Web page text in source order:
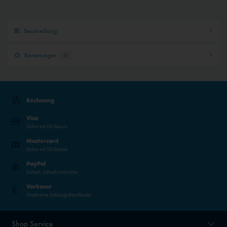
Beschreibung
Bewertungen 0
Rechnung
Visa
Sicher mit 3D-Secure
Mastercard
Sicher mit 3D-Secure
PayPal
Einfach, schnell und sicher
Vorkasse
Direkt ohne Zahlungsdienstleister
Shop Service